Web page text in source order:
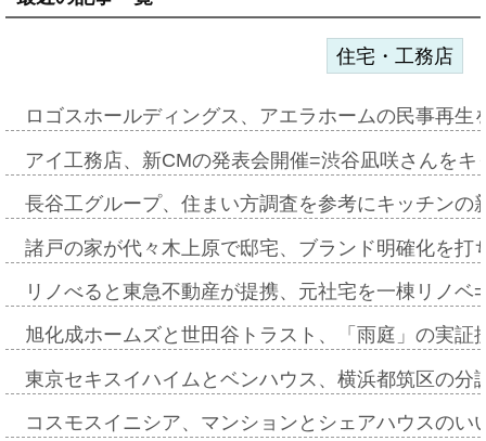
住宅・工務店
ロゴスホールディングス、アエラホームの民事再
アイ工務店、新CMの発表会開催=渋谷凪咲さんを
長谷工グループ、住まい方調査を参考にキッチン
諸戸の家が代々木上原で邸宅、ブランド明確化を
リノべると東急不動産が提携、元社宅を一棟リノ
旭化成ホームズと世田谷トラスト、「雨庭」の実
東京セキスイハイムとベンハウス、横浜都筑区の
コスモスイニシア、マンションとシェアハウスの